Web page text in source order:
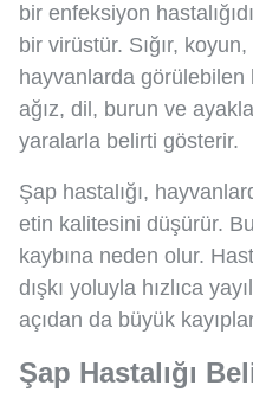
bir enfeksiyon
bir virüstür. Sığır,
hayvanlarda görülebilen
ağız, dil, burun ve
yaralarla belirti gösterir.
Şap hastalığı,
etin kalitesini düşürür.
kaybına neden olur.
dışkı yoluyla hızlıca
açıdan da büyük
Şap Hastalığı